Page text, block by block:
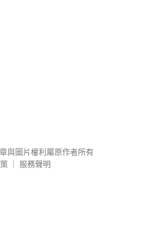
與圖片權利屬原作者所有
服務聲明